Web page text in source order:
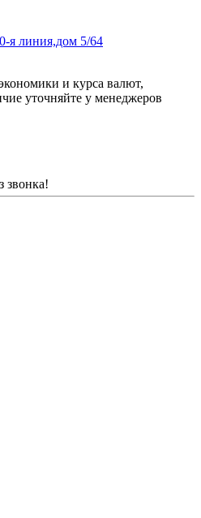
я линия,дом 5/64
и курса валют,
уточняйте у менеджеров
звонка!